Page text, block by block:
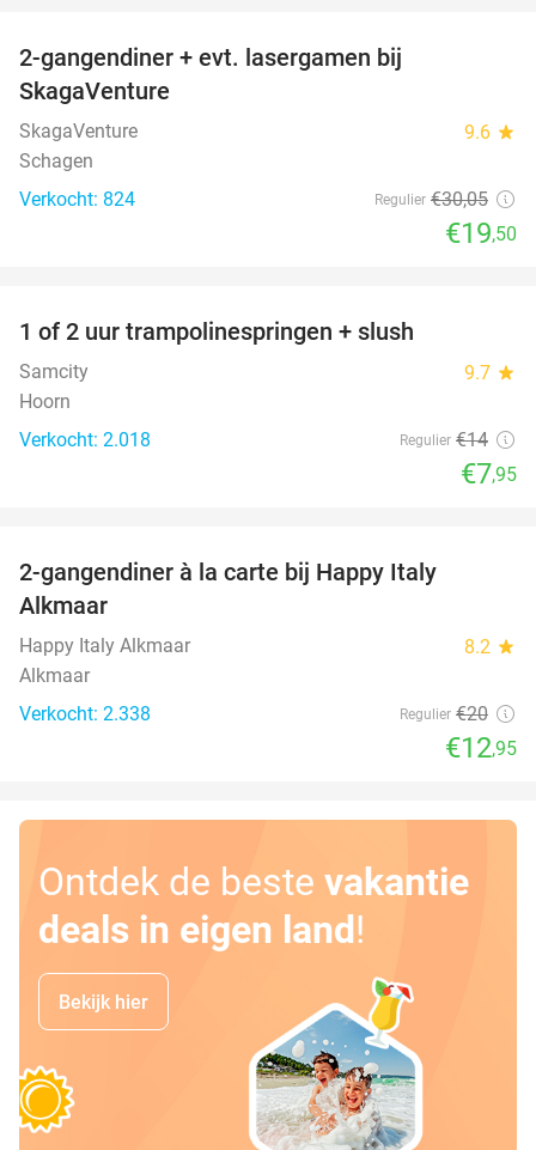
2-gangendiner + evt. lasergamen bij
SkagaVenture
SkagaVenture 9.6 star
Schagen
Verkocht: 824
Regulier €30,05
€19,50
1 of 2 uur trampolinespringen + slush
Samcity 9.7 star
Hoorn
Verkocht: 2.018
Regulier €14
€7,95
2-gangendiner à la carte bij Happy Italy
Alkmaar
Happy Italy Alkmaar 8.2 star
Alkmaar
Verkocht: 2.338
Regulier €20
€12,95
Ontdek de beste vakantie
deals in eigen land!
Bekijk hier